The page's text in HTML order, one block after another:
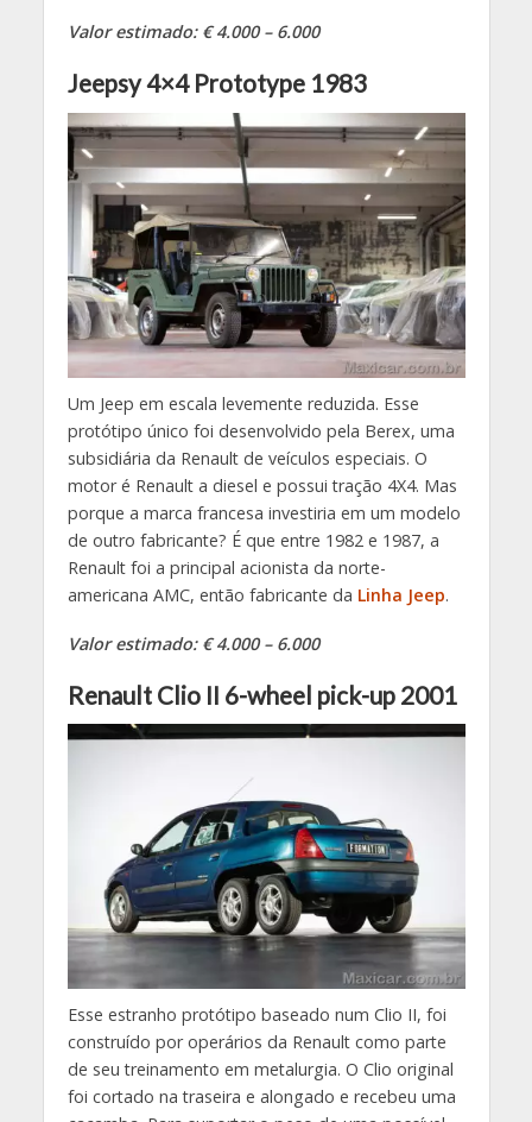
Valor estimado: € 4.000 – 6.000
Jeepsy 4×4 Prototype 1983
Um Jeep em escala levemente reduzida. Esse
protótipo único foi desenvolvido pela Berex, uma
subsidiária da Renault de veículos especiais. O
motor é Renault a diesel e possui tração 4X4. Mas
porque a marca francesa investiria em um modelo
de outro fabricante? É que entre 1982 e 1987, a
Renault foi a principal acionista da norte-
americana AMC, então fabricante da Linha Jeep.
Valor estimado: € 4.000 – 6.000
Renault Clio II 6-wheel pick-up 2001
Esse estranho protótipo baseado num Clio II, foi
construído por operários da Renault como parte
de seu treinamento em metalurgia. O Clio original
foi cortado na traseira e alongado e recebeu uma